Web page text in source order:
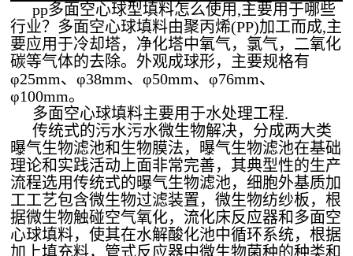
pp多面空心球型填料怎么使用,主要用于哪些
行业？多面空心球填料由聚丙烯(PP)加工而成,主
要应用于冷却塔，净化塔中氧气，氯气，二氧化
碳等气体的去除。外观成球形，主要规格有
φ25mm、φ38mm、φ50mm、φ76mm、
φ100mm。
多面空心球填料主要用于水处理工程.
传统式的污水污水微生物解决，分成两大类
曝气生物滤池和生物膜法，曝气生物滤池在基础
理论和实践活动上面非常完善，其典型性的生产
流程选用传统式的曝气生物滤池，细胞外基质加
工工艺包含微生物过滤装置，微生物纺纱板，根
据微生物触碰空气氧化，流化床反应器和多面空
心球填料，使其在水解酸化池中循环系统，根据
加上填充料，管式反应器中微生物菌种的种类和